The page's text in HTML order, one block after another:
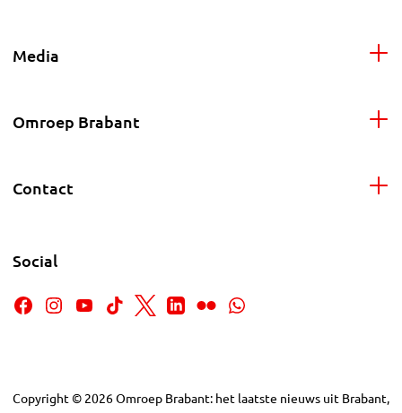
Media
Omroep Brabant
Contact
Social
Copyright © 2026Omroep Brabant: het laatste nieuws uit Brabant,